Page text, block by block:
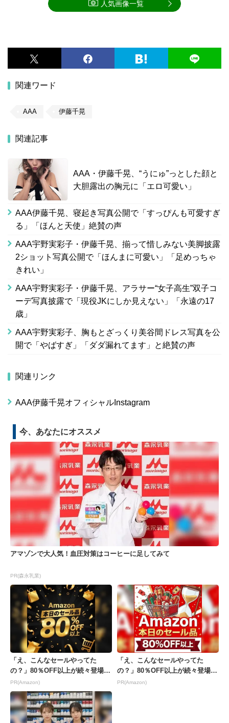
関連ワード
AAA 伊藤千晃
関連記事
AAA・伊藤千晃、“うにゅ”っとした顔と
大胆露出の胸元に「エロ可愛い」
AAA伊藤千晃、寝起き写真公開で「すっぴんも可愛すぎ
る」「ほんと天使」絶賛の声
AAA宇野実彩子・伊藤千晃、揃って惜しみない美脚披露
2ショット写真公開で「ほんまに可愛い」「足めっちゃ
きれい」
AAA宇野実彩子・伊藤千晃、アラサー“女子高生”双子コ
ーデ写真披露で「現役JKにしか見えない」「永遠の17
歳」
AAA宇野実彩子、胸もとざっくり美谷間ドレス写真を公
開で「やばすぎ」「ダダ漏れてます」と絶賛の声
関連リンク
AAA伊藤千晃オフィシャルInstagram
人気画像一覧
今、あなたにオススメ
アマゾンで大人気！血圧対策はコーヒーに足してみて
PR(森永乳業)
「え、こんなセールやってた
の？」80％OFF以上が続々登場！
Amazonの本気が...
PR(Amazon)
「え、こんなセールやってた
の？」80％OFF以上が続々登場！
Amazonの本気が...
PR(Amazon)